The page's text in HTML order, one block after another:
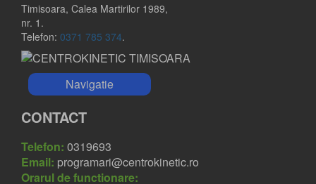
Medic primar neurolog
Timisoara, Calea Martirilor 1989,
nr. 1.
Telefon: 0371 785 374.
Navigatie
CONTACT
Telefon: 0319693
Email: programari@centrokinetic.ro
Orarul de functionare: